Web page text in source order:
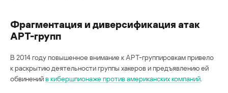
Фрагментация и диверсификация атак
АРТ-групп
В 2014 году повышенное внимание к АРТ-группировкам привело
к раскрытию деятельности группы хакеров и предъявлению ей
обвиненийв кибершпионаже против американских компаний